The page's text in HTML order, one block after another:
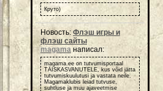
Круто)
Новость: Флэш игры и
флэш сайты
magama написал:
magama.ee on tutvumisportaal
TÄISKASVANUTELE, kus võid jätta
tutvumiskuulutusi ja vastata neile.
Magamaklubis leiad tutvuse,
suhtluse ja muu ajaveetmise